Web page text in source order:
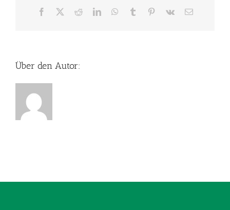
Facebook RedditLinkedInWhatsApp
Tumblr Pinterest
Vk
E-
Über den Autor: